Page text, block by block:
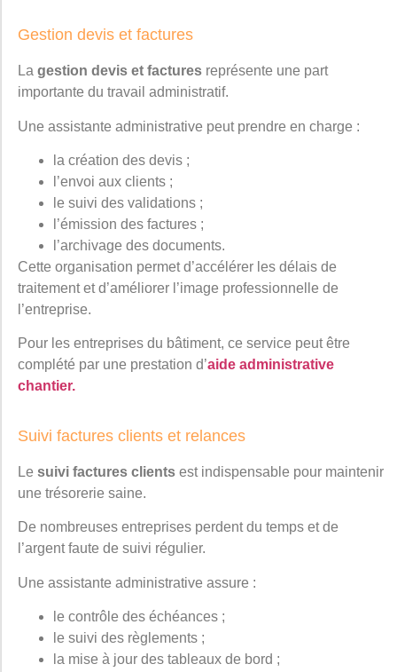
Gestion devis et factures
La gestion devis et factures représente une part
importante du travail administratif.
Une assistante administrative peut prendre en charge :
la création des devis ;
l’envoi aux clients ;
le suivi des validations ;
l’émission des factures ;
l’archivage des documents.
Cette organisation permet d’accélérer les délais de
traitement et d’améliorer l’image professionnelle de
l’entreprise.
Pour les entreprises du bâtiment, ce service peut être
complété par une prestation d’aide administrative
chantier.
Suivi factures clients et relances
Le suivi factures clients est indispensable pour maintenir
une trésorerie saine.
De nombreuses entreprises perdent du temps et de
l’argent faute de suivi régulier.
Une assistante administrative assure :
le contrôle des échéances ;
le suivi des règlements ;
la mise à jour des tableaux de bord ;